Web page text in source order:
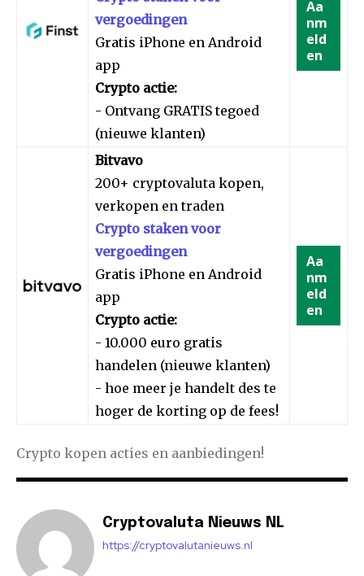
vergoedingen
Gratis iPhone en Android
app
Crypto actie:
- Ontvang GRATIS tegoed
(nieuwe klanten)
Aa
nm
eld
en
Bitvavo
200+ cryptovaluta kopen,
verkopen en traden
Crypto staken voor
vergoedingen
Gratis iPhone en Android
app
Crypto actie:
- 10.000 euro gratis
handelen (nieuwe klanten)
- hoe meer je handelt des te
hoger de korting op de fees!
Aa
nm
eld
en
Crypto kopen acties en aanbiedingen!
Cryptovaluta Nieuws NL
https://cryptovalutanieuws.nl